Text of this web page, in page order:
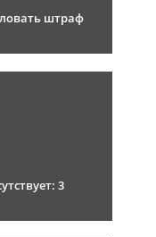
штраф
3